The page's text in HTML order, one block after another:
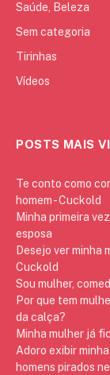
Saúde, Beleza
Sem categoria
Tirinhas
Vídeos
POSTS MAIS
Te conto como
homem - Cuckold
Minha primeira
esposa
Desejo ver minha
Cuckold
Sou mulher,
Por que tem
da calça?
Minha mulher já
Adoro exibir
homens pirados